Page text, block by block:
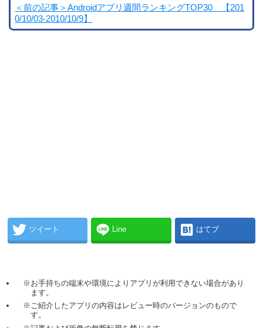
＜前の記事＞Androidアプリ週間ランキングTOP30 【201
0/10/03-2010/10/9】
ツイート Line はてブ
※お手持ちの端末や環境によりアプリが利用できない場合があり
ます。
※ご紹介したアプリの内容はレビュー時のバージョンのもので
す。